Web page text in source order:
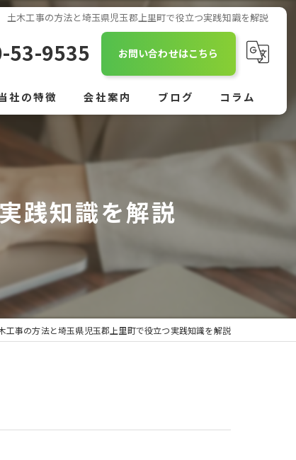
土木工事の方法と埼玉県児玉郡上里町で役立つ実践知識を解説
53-9535 お問い合わせはこちら
社の特徴
駐車場
作業員
正社員
会社案内 ブログ コラム
践知識を解説
工事の方法と埼玉県児玉郡上里町で役立つ実践知識を解説